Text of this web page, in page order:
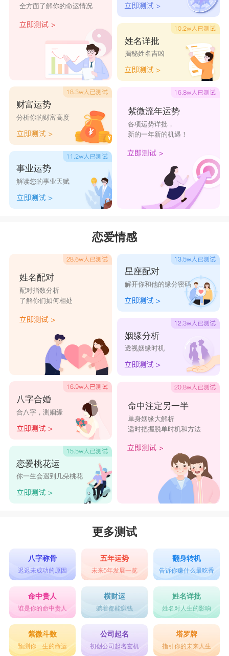
瑜蓉 瑜源
瑜权 瑜业
全方面了解你的命运情况
财富运势
分析你的财富高度
事业运势
解读您的事业天赋
姓名详批
揭秘姓名吉凶
紫微流年运势
各项运势详批，
新的一年新的机遇！
恋爱情感
姓名配对
配对指数分析
了解你们如何相处
八字合婚
合八字，测姻缘
恋爱桃花运
你一生会遇到几朵桃花
星座配对
解开你和他的缘分密码
姻缘分析
透视姻缘时机
命中注定另一半
单身姻缘大解析
适时把握脱单时机和方法
更多测试
八字称骨
迟迟未成功的原因
五年运势
未来5年发展一览
翻身转机
告诉你赚什么最吃香
命中贵人
谁是你的命中贵人
横财运
躺着都能赚钱
姓名详批
姓名对人生的影响
紫微斗数
预测你一生的命运
公司起名
初创公司起名玄机
塔罗牌
指引你的未来人生